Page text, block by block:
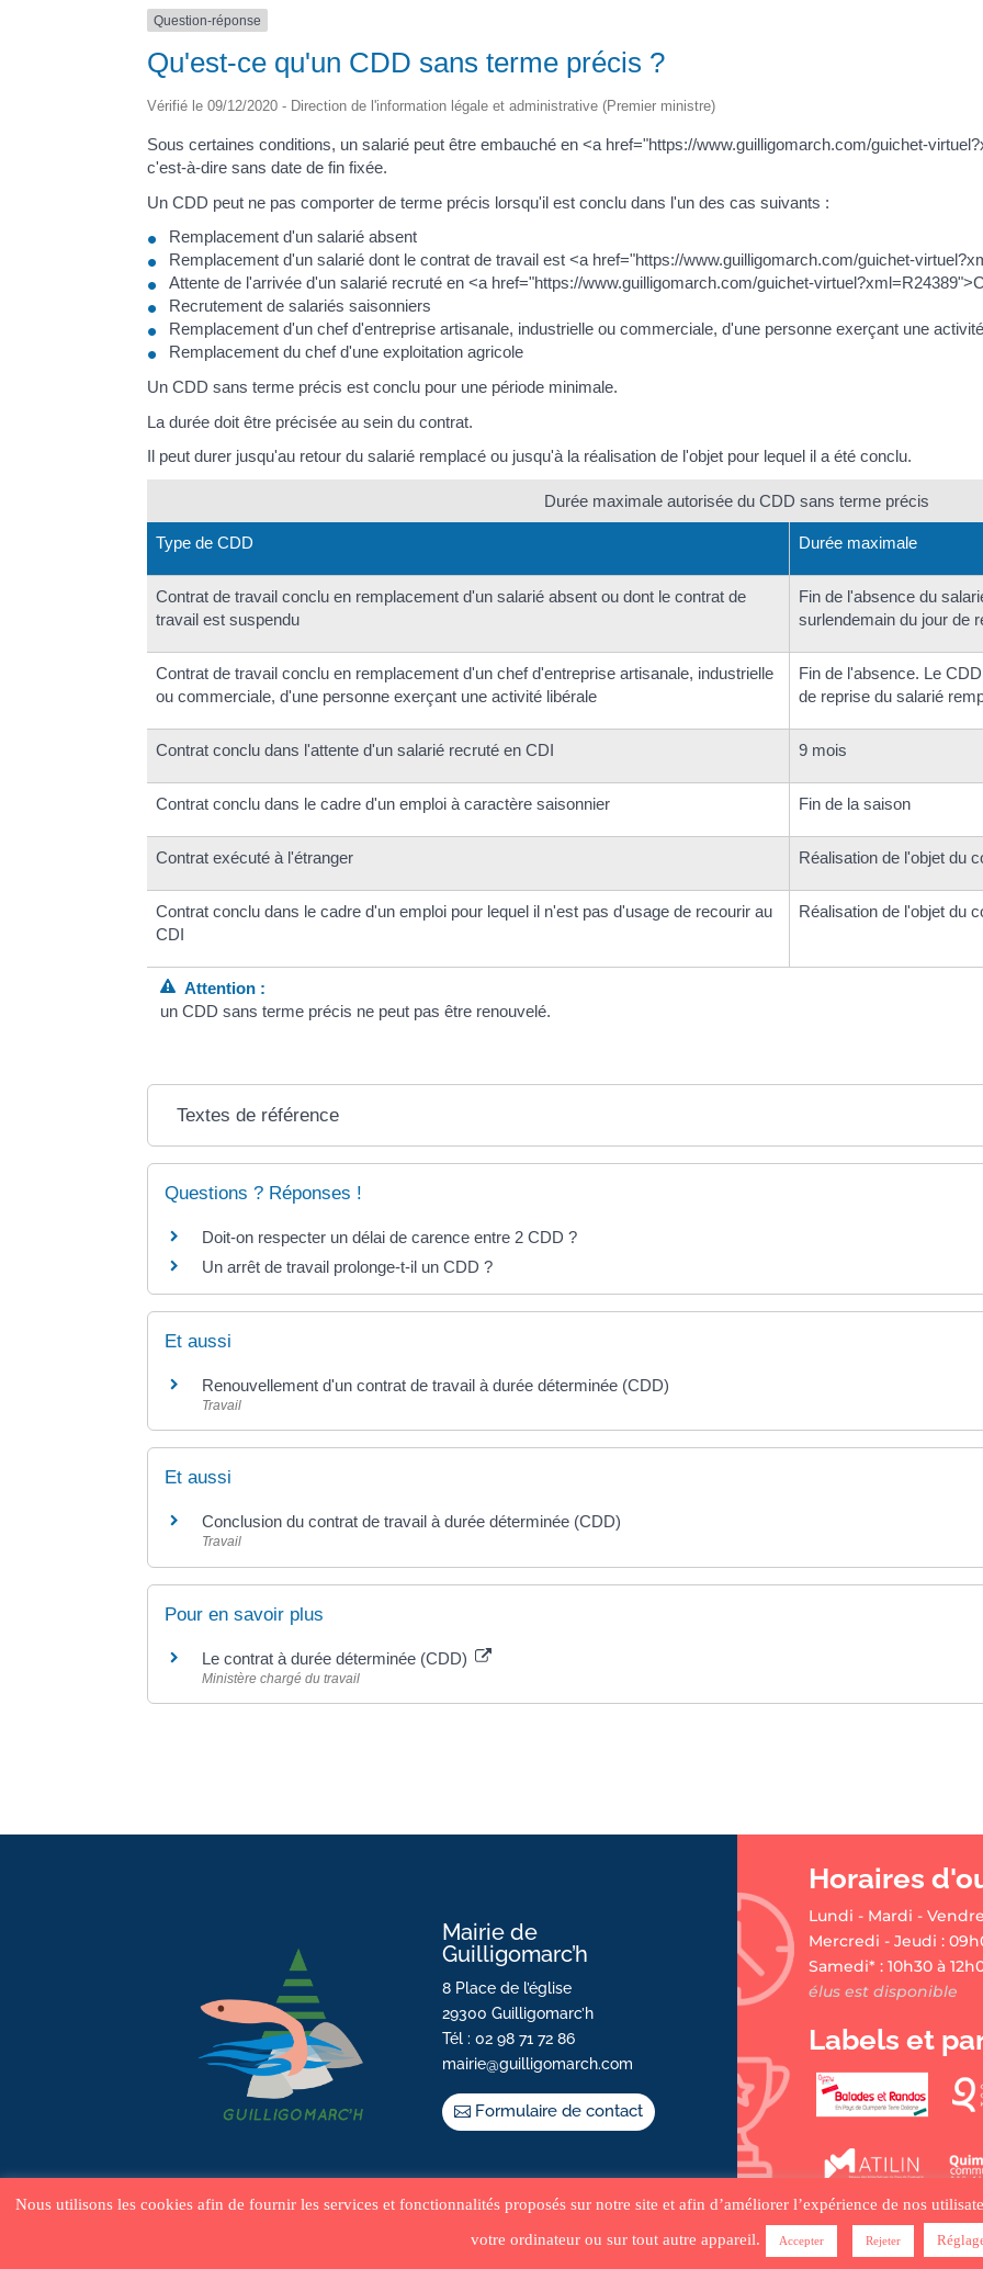
Question-réponse
Qu'est-ce qu'un CDD sans terme précis ?
Vérifié le 09/12/2020 - Direction de l'information légale et administrative (Premier ministre)
Sous certaines conditions, un salarié peut être embauché en <a href="https://www.guilligomarch.com/guichet-
c'est-à-dire sans date de fin fixée.
Un CDD peut ne pas comporter de terme précis lorsqu'il est conclu dans l'un des cas suivants :
Remplacement d'un salarié absent
Remplacement d'un salarié dont le contrat de travail est <a href="https://www.guilligomarch.com/guichet-
Attente de l'arrivée d'un salarié recruté en <a href="https://www.guilligomarch.com/guichet-
Recrutement de salariés saisonniers
Remplacement d'un chef d'entreprise artisanale, industrielle ou commerciale, d'une personne exerçant une
Remplacement du chef d'une exploitation agricole
Un CDD sans terme précis est conclu pour une période minimale.
La durée doit être précisée au sein du contrat.
Il peut durer jusqu'au retour du salarié remplacé ou jusqu'à la réalisation de l'objet pour lequel il a été conclu.
Durée maximale autorisée du CDD sans terme précis
Type de CDD Durée maximale
Contrat de travail conclu en remplacement d'un salarié absent ou dont le contrat de
travail est suspendu
Fin de l'absence du
surlendemain du jour de
Contrat de travail conclu en remplacement d'un chef d'entreprise artisanale, industrielle
ou commerciale, d'une personne exerçant une activité libérale
Fin de l'absence. Le
de reprise du salarié
Contrat conclu dans l'attente d'un salarié recruté en CDI 9 mois
Contrat conclu dans le cadre d'un emploi à caractère saisonnier Fin de la saison
Contrat exécuté à l'étranger Réalisation de l'objet du
Contrat conclu dans le cadre d'un emploi pour lequel il n'est pas d'usage de recourir au
CDI
Réalisation de l'objet du
Attention :
un CDD sans terme précis ne peut pas être renouvelé.
Textes de référence
Questions ? Réponses !
Doit-on respecter un délai de carence entre 2 CDD ?
Un arrêt de travail prolonge-t-il un CDD ?
Et aussi
Renouvellement d'un contrat de travail à durée déterminée (CDD)
Travail
Et aussi
Conclusion du contrat de travail à durée déterminée (CDD)
Travail
Pour en savoir plus
Le contrat à durée déterminée (CDD)
Ministère chargé du travail
Mairie de
Guilligomarc’h
8 Place de l’église
29300 Guilligomarc’h
Tél : 02 98 71 72 86
mairie@guilligomarch.com
Formulaire de contact
Horaires
Lundi - Mardi -
Mercredi - Jeudi :
Samedi* : 10h30 à
élus est disponible
Labels et
• MENTIONS LÉGALES • CRÉDITS•
Nous utilisons les cookies afin de fournir les services et fonctionnalités proposés sur notre site et afin d’améliorer l’expérience de nos
votre ordinateur ou sur tout autre appareil.
Accepter Rejeter